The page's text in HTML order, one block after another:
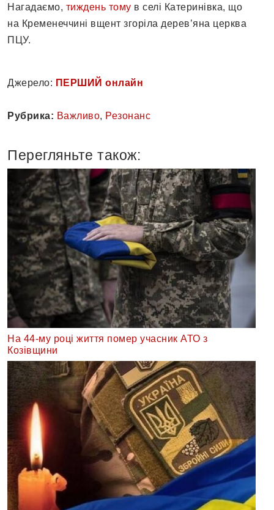
Нагадаємо, тиждень тому в селі Катеринівка, що
на Кременеччині вщент згоріла дерев’яна церква
ПЦУ.
Джерело: ПЕРШИЙ онлайн
Рубрика: Важливо, Резонанс
Перегляньте також:
На 44-му році життя помер учасник АТО з
Козівщини